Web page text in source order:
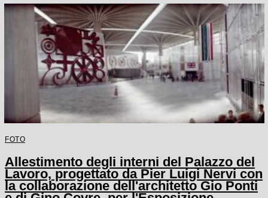
FOTO
Allestimento degli interni del Palazzo del
Lavoro, progettato da Pier Luigi Nervi con
la collaborazione dell'architetto Gio Ponti